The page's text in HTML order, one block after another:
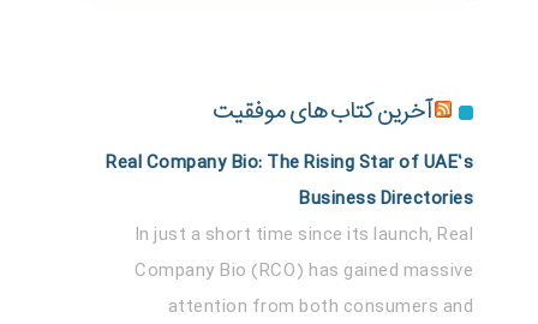
آخرین کتاب های موفقیت
Real Company Bio: The Rising Star of UAE’s
Business Directories
In just a short time since its launch, Real
Company Bio (RCO) has gained massive
attention from both consumers and